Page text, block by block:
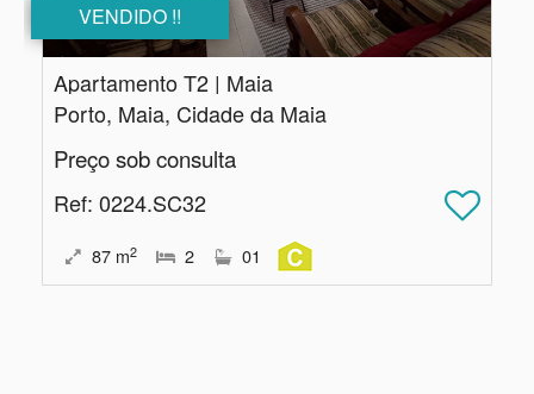
VENDIDO !!
Apartamento T2 | Maia
Porto, Maia, Cidade da Maia
Preço sob consulta
Ref: 0224.SC32
87 m2 2 01